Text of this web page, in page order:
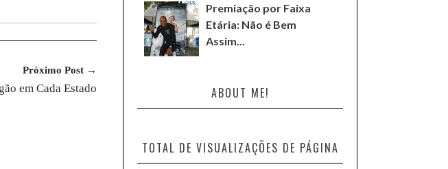
Próximo Post →
em Cada Estado
Premiação por Faixa
Etária: Não é Bem
Assim...
ABOUT ME!
TOTAL DE VISUALIZAÇÕES DE PÁGINA